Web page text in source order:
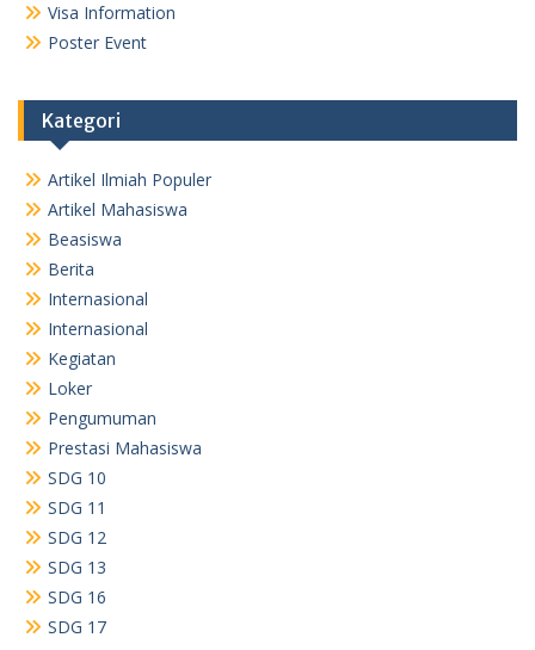
Visa Information
Poster Event
Kategori
Artikel Ilmiah Populer
Artikel Mahasiswa
Beasiswa
Berita
Internasional
Internasional
Kegiatan
Loker
Pengumuman
Prestasi Mahasiswa
SDG 10
SDG 11
SDG 12
SDG 13
SDG 16
SDG 17